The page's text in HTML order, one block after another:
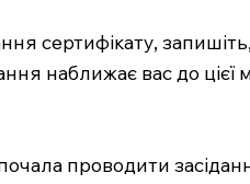
сертифікату,
наближає вас до цієї
проводити